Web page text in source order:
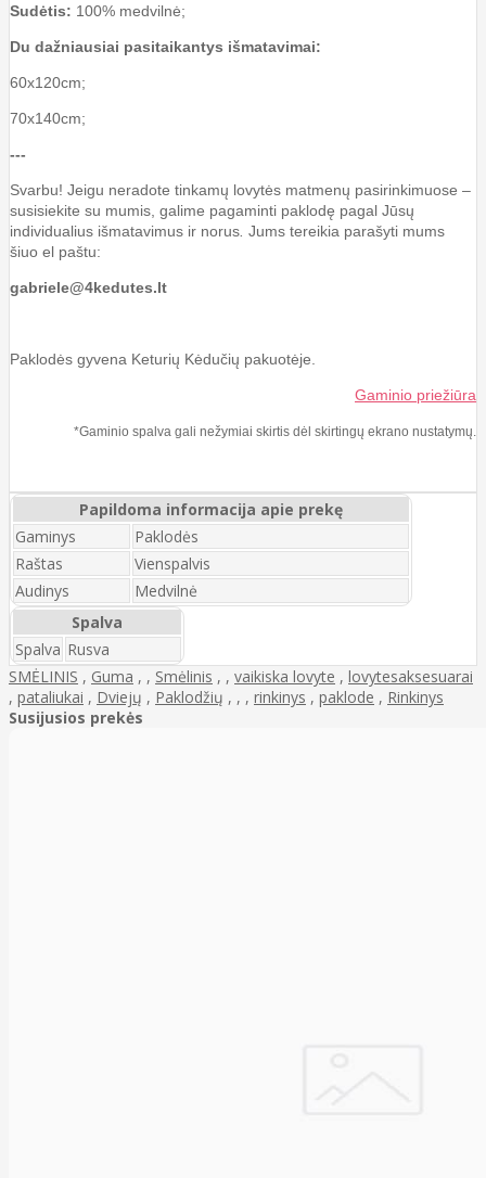
Sudėtis: 100% medvilnė;
Du dažniausiai pasitaikantys išmatavimai:
60x120cm;
70x140cm;
---
Svarbu! Jeigu neradote tinkamų lovytės matmenų pasirinkimuose –
susisiekite su mumis, galime pagaminti paklodę pagal Jūsų
individualius išmatavimus ir norus Jums tereikia parašyti mums
šiuo el paštu:
gabriele@4kedutes.lt
Paklodės gyvena Keturių Kėdučių pakuotėje.
Gaminio priežiūra
*Gaminio spalva gali nežymiai skirtis dėl skirtingų ekrano nustatymų.
Papildoma informacija apie prekę
Gaminys
Paklodės
Raštas
Vienspalvis
Audinys
Medvilnė
Spalva
Spalva Rusva
SMĖLINIS , Guma , , Smėlinis , , vaikiska lovyte , lovytesaksesuarai
, pataliukai , Dviejų , Paklodžių , , , rinkinys , paklode , Rinkinys
Susijusios prekės